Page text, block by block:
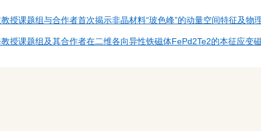
授课题组与合作者首次揭示非晶材料“玻色峰”的动量空间特征及物
授课题组及其合作者在二维各向异性铁磁体FePd2Te2的本征应变